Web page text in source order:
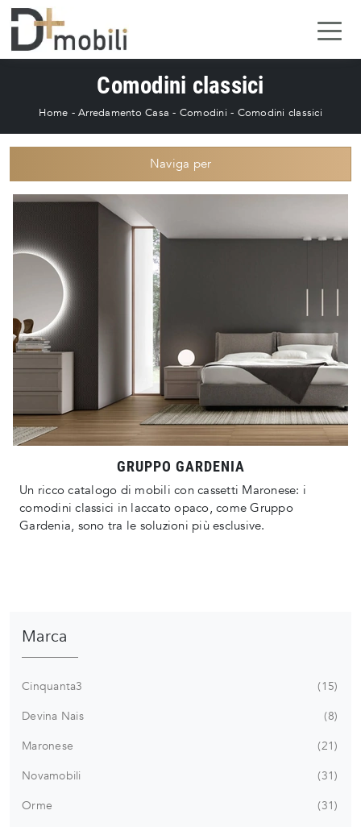
Comodini classici
Home - Arredamento Casa - Comodini - Comodini classici
Naviga per
GRUPPO GARDENIA
Un ricco catalogo di mobili con cassetti Maronese: i
comodini classici in laccato opaco, come Gruppo
Gardenia, sono tra le soluzioni più esclusive.
Marca
Cinquanta3
15
Devina Nais
8
Maronese
21
Novamobili
31
Orme
31